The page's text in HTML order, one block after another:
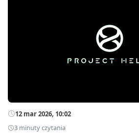
12 mar 2026, 10:02
3 minuty czytania